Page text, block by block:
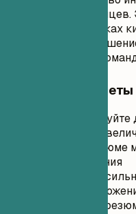
30% за шесть
передовых практиках
стратегическим
младших членов
Короткие советы
(например,
Оставьте резюме
удобства чтения
Используйте
начала
Адаптируйте